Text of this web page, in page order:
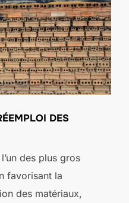
DES
des plus gros
favorisant la
des matériaux,